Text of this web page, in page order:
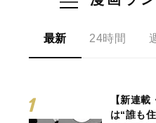
最新 24時間
【新連
は“誰も